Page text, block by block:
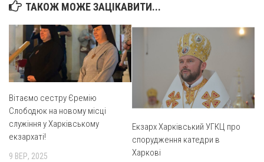
ТАКОЖ МОЖЕ ЗАЦІКАВИТИ...
Вітаємо сестру Єремію
Слободюк на новому місці
служіння у Харківському
екзархаті!
9 ВЕР, 2025
Екзарх Харківський УГКЦ про
спорудження катедри в
Харкові